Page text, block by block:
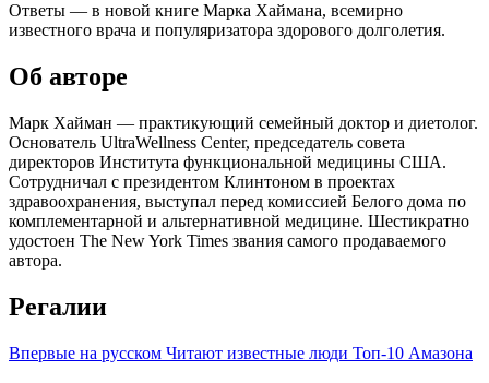
Ответы — в новой книге Марка Хаймана, всемирно
известного врача и популяризатора здорового долголетия.
Об авторе
Марк Хайман — практикующий семейный доктор и диетолог.
Основатель UltraWellness Center, председатель совета
директоров Института функциональной медицины США.
Сотрудничал с президентом Клинтоном в проектах
здравоохранения, выступал перед комиссией Белого дома по
комплементарной и альтернативной медицине. Шестикратно
удостоен The New York Times звания самого продаваемого
автора.
Регалии
Впервые на русском Читают известные люди Топ-10 Амазона